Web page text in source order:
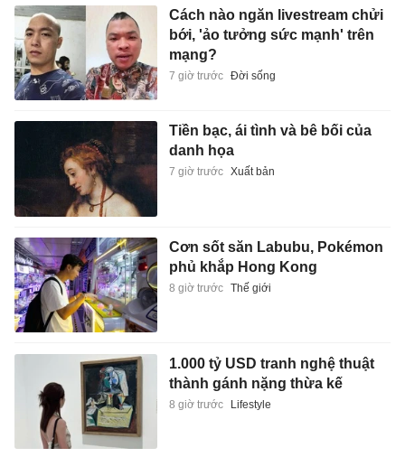
Cách nào ngăn livestream chửi
bới, 'ảo tưởng sức mạnh' trên
mạng?
7 giờ trước Đời sống
Tiền bạc, ái tình và bê bối của
danh họa
7 giờ trước Xuất bản
Cơn sốt săn Labubu, Pokémon
phủ khắp Hong Kong
8 giờ trước Thế giới
1.000 tỷ USD tranh nghệ thuật
thành gánh nặng thừa kế
8 giờ trước Lifestyle